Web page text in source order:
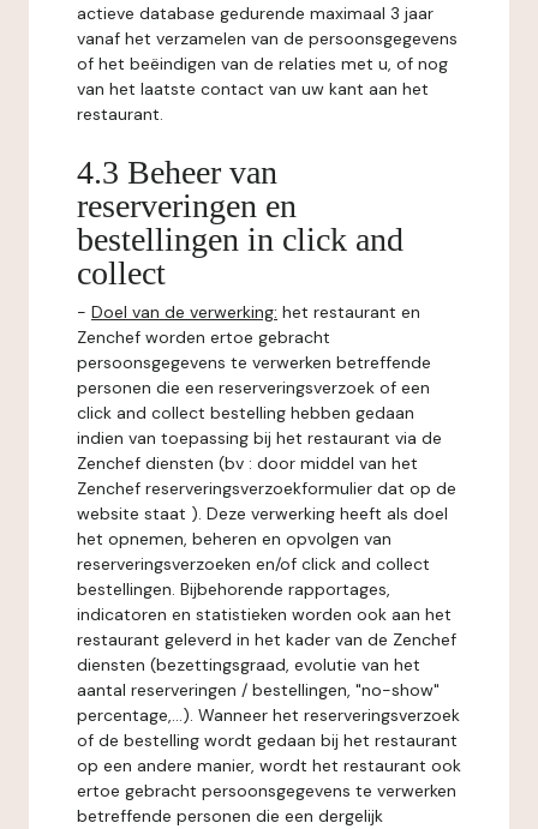
actieve database gedurende maximaal 3 jaar
vanaf het verzamelen van de persoonsgegevens
of het beëindigen van de relaties met u, of nog
van het laatste contact van uw kant aan het
restaurant.
4.3 Beheer van
reserveringen en
bestellingen in click and
collect
- Doel van de verwerking: het restaurant en
Zenchef worden ertoe gebracht
persoonsgegevens te verwerken betreffende
personen die een reserveringsverzoek of een
click and collect bestelling hebben gedaan
indien van toepassing bij het restaurant via de
Zenchef diensten (bv : door middel van het
Zenchef reserveringsverzoekformulier dat op de
website staat ). Deze verwerking heeft als doel
het opnemen, beheren en opvolgen van
reserveringsverzoeken en/of click and collect
bestellingen. Bijbehorende rapportages,
indicatoren en statistieken worden ook aan het
restaurant geleverd in het kader van de Zenchef
diensten (bezettingsgraad, evolutie van het
aantal reserveringen / bestellingen, "no-show"
percentage,...). Wanneer het reserveringsverzoek
of de bestelling wordt gedaan bij het restaurant
op een andere manier, wordt het restaurant ook
ertoe gebracht persoonsgegevens te verwerken
betreffende personen die een dergelijk